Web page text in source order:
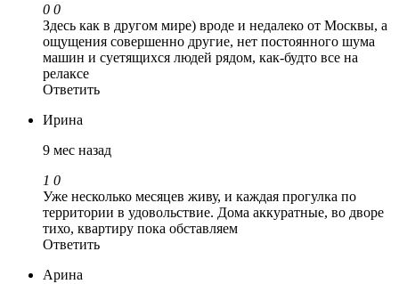
0 0
Здесь как в другом мире) вроде и недалеко от Москвы, а
ощущения совершенно другие, нет постоянного шума
машин и суетящихся людей рядом, как-будто все на
релаксе
Ответить
Ирина
9 мес назад
1 0
Уже несколько месяцев живу, и каждая прогулка по
территории в удовольствие. Дома аккуратные, во дворе
тихо, квартиру пока обставляем
Ответить
Арина